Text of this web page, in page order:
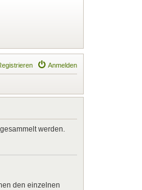
Anmelden
werden.
den einzelnen